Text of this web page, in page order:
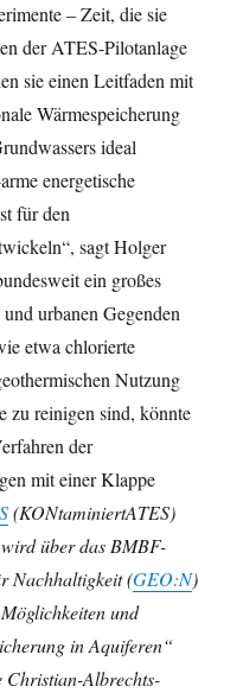
– Zeit, die sie
der ATES-Pilotanlage
sie einen Leitfaden mit
Wärmespeicherung
ideal
energetische
für den
sagt Holger
ein großes
urbanen Gegenden
etwa chlorierte
Nutzung
zu reinigen sind, könnte
der
mit einer Klappe
(KONtaminiertATES)
über das BMBF-
Nachhaltigkeit (GEO:N)
und
in Aquiferen“
Christian-Albrechts-